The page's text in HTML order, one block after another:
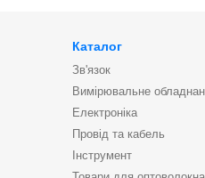
Каталог
Зв'язок
Вимірювальне
Електроніка
Провід та кабель
Інструмент